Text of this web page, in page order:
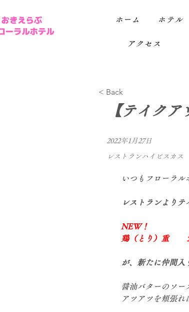
ホーム ホテル
アクセス
< Back
【テイク
2022年1月27日
レストランハイビスカス
いつもフローラ
レストランより
NEW！
鶏（とり）重　　
が、新たに仲間入
醤油バターのソー
アツアツを頬張